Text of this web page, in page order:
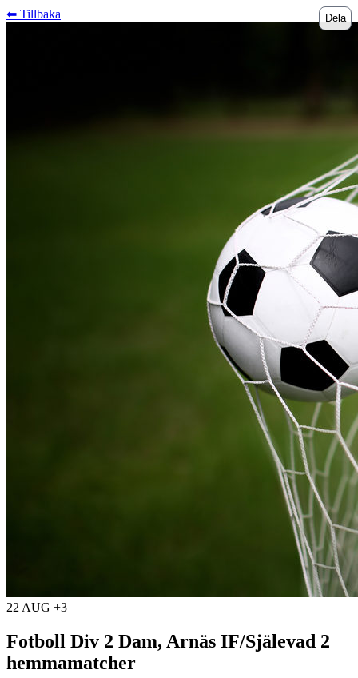
⬅︎ Tillbaka Dela
22 AUG +3
Fotboll Div 2 Dam, Arnäs IF/Själevad 2
hemmamatcher